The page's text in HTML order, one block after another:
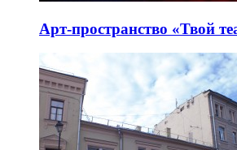
Арт-пространство «Твой